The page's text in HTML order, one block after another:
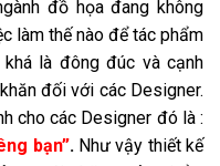
đồ họa đang không
làm thế nào để tác phẩm
là đông đúc và cạnh
đối với các Designer.
cho các Designer đó là :
bạn”. Như vậy thiết kế